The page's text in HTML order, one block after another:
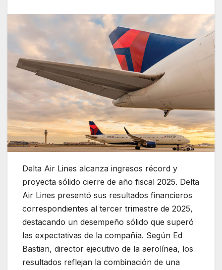
Delta Air Lines alcanza ingresos récord y
proyecta sólido cierre de año fiscal 2025. Delta
Air Lines presentó sus resultados financieros
correspondientes al tercer trimestre de 2025,
destacando un desempeño sólido que superó
las expectativas de la compañía. Según Ed
Bastian, director ejecutivo de la aerolínea, los
resultados reflejan la combinación de una